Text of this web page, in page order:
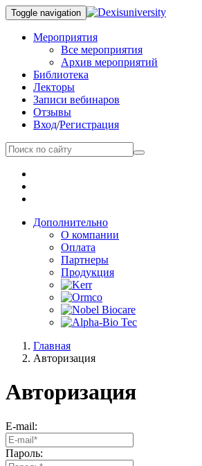
Toggle navigation
Мероприятия
Все мероприятия
Архив мероприятий
Библиотека
Лекторы
Записи вебинаров
Отзывы
Вход/Регистрация
Дополнительно
О компании
Оплата
Партнеры
Продукция
Главная
Авторизация
Авторизация
E-mail:
Пароль: